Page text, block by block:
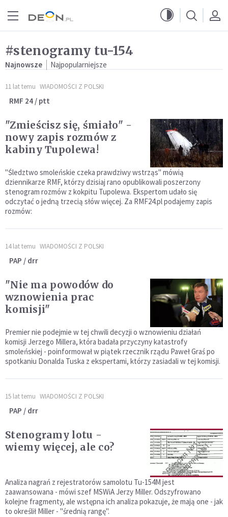
#stenogramy tu-154
Najnowsze Najpopularniejsze
11 lat temu WIADOMOŚCI Z POLSKI
RMF 24 / ptt
"Zmieścisz się, śmiało" -
nowy zapis rozmów z
kabiny Tupolewa!
"Śledztwo smoleńskie czeka prawdziwy wstrząs" mówią
dziennikarze RMF, którzy dzisiaj rano opublikowali poszerzony
stenogram rozmów z kokpitu Tupolewa. Ekspertom udało się
odczytać o jedną trzecią słów więcej. Za RMF24.pl podajemy zapis
rozmów:
14 lat temu WIADOMOŚCI Z POLSKI
PAP / drr
"Nie ma powodów do
wznowienia prac
komisji"
Premier nie podejmie w tej chwili decyzji o wznowieniu działań
komisji Jerzego Millera, która badała przyczyny katastrofy
smoleńskiej - poinformował w piątek rzecznik rządu Paweł Graś po
spotkaniu Donalda Tuska z ekspertami, którzy zasiadali w tej komisji.
15 lat temu WIADOMOŚCI Z POLSKI
PAP / drr
Stenogramy lotu -
wiemy więcej, ale co?
Analiza nagrań z rejestratorów samolotu Tu-154M jest
zaawansowana - mówi szef MSWiA Jerzy Miller. Odszyfrowano
kolejne fragmenty, ale wstępna ich analiza pokazuje, że mają one - jak
to określił Miller - "średnią rangę".